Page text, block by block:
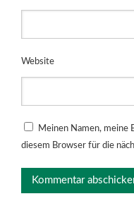
Website
Meinen Namen, meine
diesem Browser für die